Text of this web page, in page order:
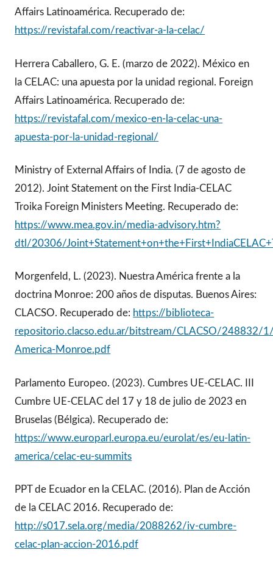
Affairs Latinoamérica. Recuperado de:
https://revistafal.com/reactivar-a-la-celac/
Herrera Caballero, G. E. (marzo de 2022). México en
la CELAC: una apuesta por la unidad regional. Foreign
Affairs Latinoamérica. Recuperado de:
https://revistafal.com/mexico-en-la-celac-una-
apuesta-por-la-unidad-regional/
Ministry of External Affairs of India. (7 de agosto de
2012). Joint Statement on the First India-CELAC
Troika Foreign Ministers Meeting. Recuperado de:
https://www.mea.gov.in/media-advisory.htm?
dtl/20306/
Morgenfeld, L. (2023). Nuestra América frente a la
doctrina Monroe: 200 años de disputas. Buenos Aires:
CLACSO. Recuperado de: https://biblioteca-
repositorio.clacso.edu.ar/bitstream/CLACSO/248832/
America-Monroe.pdf
Parlamento Europeo. (2023). Cumbres UE-CELAC. III
Cumbre UE-CELAC del 17 y 18 de julio de 2023 en
Bruselas (Bélgica). Recuperado de:
https://www.europarl.europa.eu/eurolat/es/eu-latin-
america/celac-eu-summits
PPT de Ecuador en la CELAC. (2016). Plan de Acción
de la CELAC 2016. Recuperado de:
http://s017.sela.org/media/2088262/iv-cumbre-
celac-plan-accion-2016.pdf